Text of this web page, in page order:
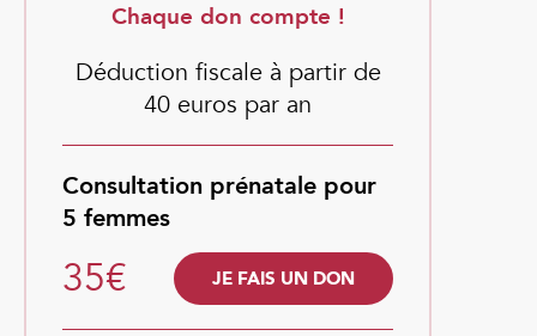
Chaque don compte !
Déduction fiscale à partir de
40 euros par an
Consultation prénatale pour
5 femmes
35€ JE FAIS UN DON